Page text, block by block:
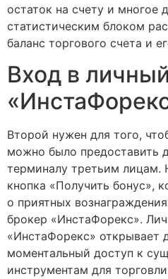
остаток на счету и многое
статистическим блоком
баланс торгового счета и
Вход в
Второй нужен для того,
можно было предоставить
терминалу третьим лицам.
кнопка «Получить бонус»,
о приятных
брокер «ИнстаФорекс».
«ИнстаФорекс» открывает
моментальный доступ к
инструментам для